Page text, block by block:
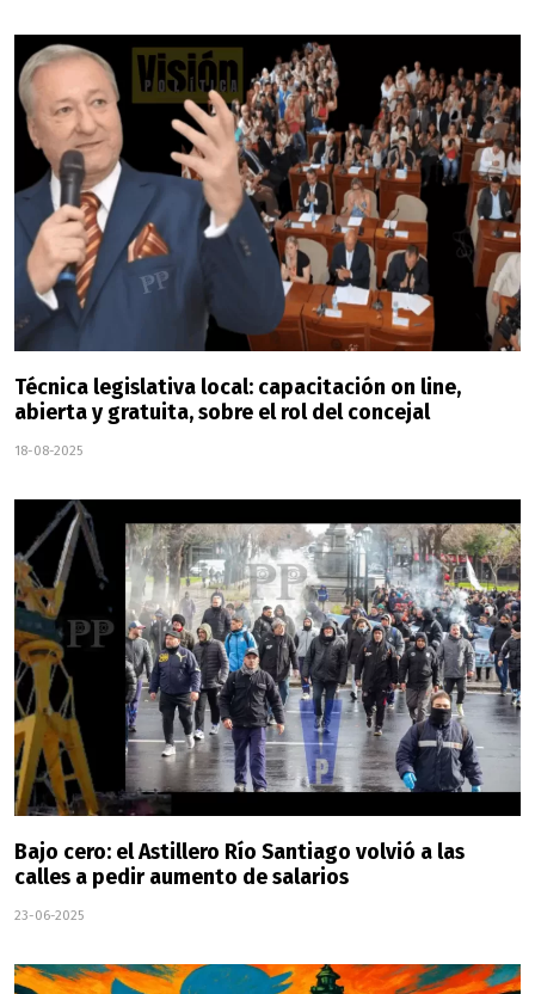
Técnica legislativa local: capacitación on line,
abierta y gratuita, sobre el rol del concejal
18-08-2025
Bajo cero: el Astillero Río Santiago volvió a las
calles a pedir aumento de salarios
23-06-2025